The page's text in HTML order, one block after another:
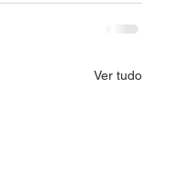
Ver tudo